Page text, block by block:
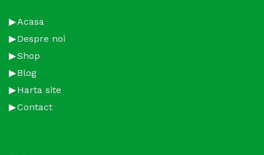
Acasa
Despre noi
Shop
Blog
Harta site
Contact